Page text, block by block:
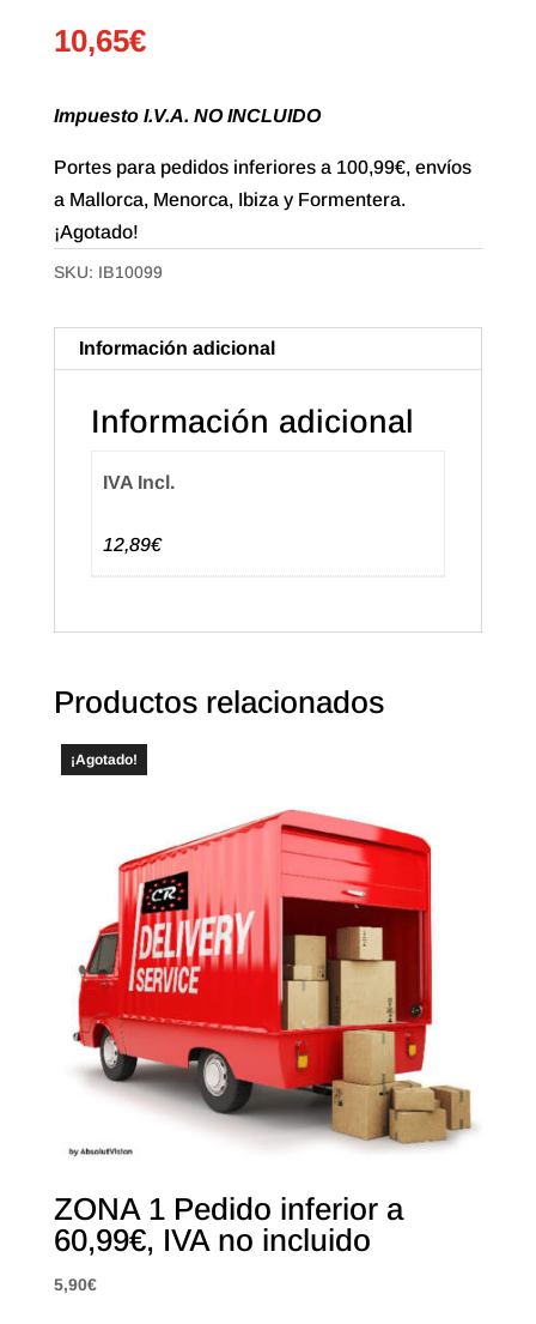
10,65€
Impuesto I.V.A. NO INCLUIDO
Portes para pedidos inferiores a 100,99€, envíos
a Mallorca, Menorca, Ibiza y Formentera.
¡Agotado!
SKU: IB10099
Información adicional
Información adicional
IVA Incl.
12,89€
Productos relacionados
¡Agotado!
ZONA 1 Pedido inferior a
60,99€, IVA no incluido
5,90€